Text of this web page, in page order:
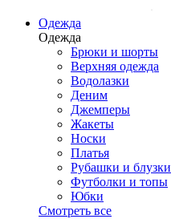
Одежда
Одежда
Брюки и шорты
Верхняя одежда
Водолазки
Деним
Джемперы
Жакеты
Носки
Платья
Рубашки и блузки
Футболки и топы
Юбки
Смотреть все